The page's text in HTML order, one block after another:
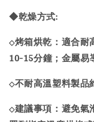
◆乾燥方式:
◇烤箱烘乾：適合
10-15分鐘；金屬易
◇不耐高溫塑料製品
◇建議事項：避免氣